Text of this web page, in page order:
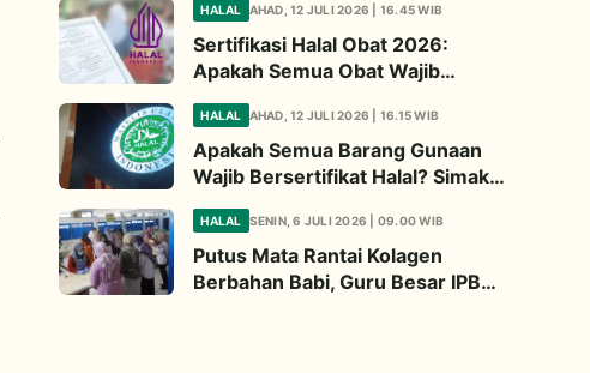
Diperhatikan
HALAL AHAD, 12 JULI 2026 | 16.45 WIB
Sertifikasi Halal Obat 2026:
Apakah Semua Obat Wajib
Penjelasannya
HALAL AHAD, 12 JULI 2026 | 16.15 WIB
Apakah Semua Barang Gunaan
Wajib Bersertifikat Halal? Simak
HALAL SENIN, 6 JULI 2026 | 09.00 WIB
Putus Mata Rantai Kolagen
Berbahan Babi, Guru Besar IPB